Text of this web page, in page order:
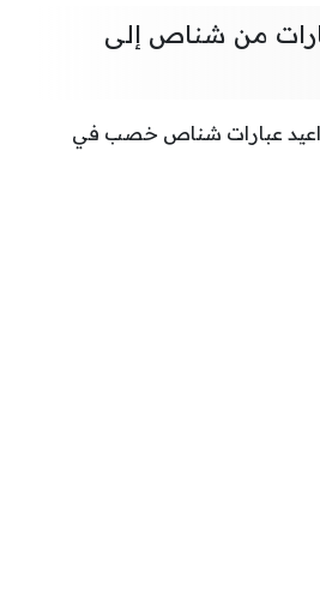
من شناص إلى
عبارات شناص خصب في